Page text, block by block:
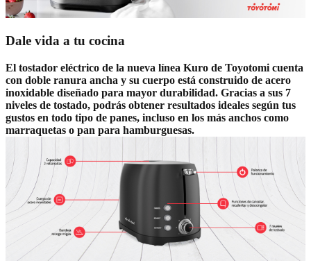
Dale vida a tu cocina
El tostador eléctrico de la nueva línea Kuro de Toyotomi cuenta
con doble ranura ancha y su cuerpo está construido de acero
inoxidable diseñado para mayor durabilidad. Gracias a sus 7
niveles de tostado, podrás obtener resultados ideales según tus
gustos en todo tipo de panes, incluso en los más anchos como
marraquetas o pan para hamburguesas.